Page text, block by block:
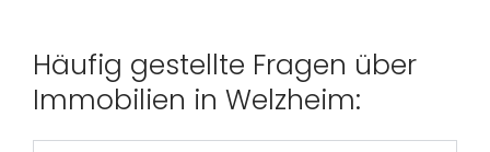
Häufig gestellte Fragen über
Immobilien in Welzheim: